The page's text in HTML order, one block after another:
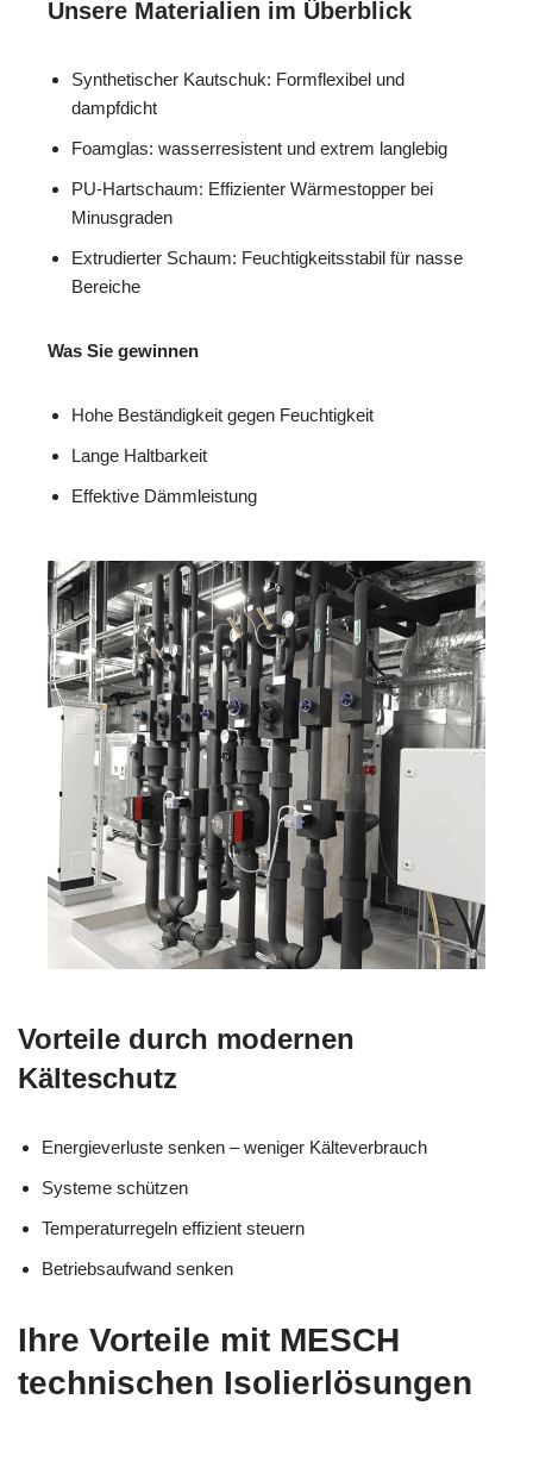
Unsere Materialien im Überblick
Synthetischer Kautschuk: Formflexibel und
dampfdicht
Foamglas: wasserresistent und extrem langlebig
PU-Hartschaum: Effizienter Wärmestopper bei
Minusgraden
Extrudierter Schaum: Feuchtigkeitsstabil für nasse
Bereiche
Was Sie gewinnen
Hohe Beständigkeit gegen Feuchtigkeit
Lange Haltbarkeit
Effektive Dämmleistung
Vorteile durch modernen
Kälteschutz
Energieverluste senken – weniger Kälteverbrauch
Systeme schützen
Temperaturregeln effizient steuern
Betriebsaufwand senken
Ihre Vorteile mit MESCH
technischen Isolierlösungen